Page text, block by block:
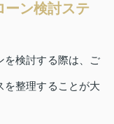
ーン検討ステ
を検討する際は、ご
を整理することが大